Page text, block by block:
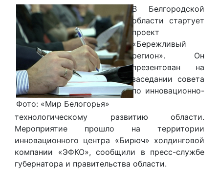
Фото: «Мир Белогорья»
В Белгородской
области стартует
проект
«Бережливый
регион». Он
презентован на
заседании совета
по инновационно-
технологическому развитию области.
Мероприятие прошло на территории
инновационного центра «Бирюч» холдинговой
компании «ЭФКО», сообщили в пресс-службе
губернатора и правительства области.